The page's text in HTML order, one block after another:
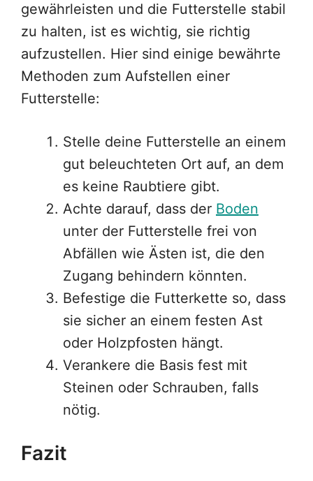
gewährleisten und die Futterstelle stabil
zu halten, ist es wichtig, sie richtig
aufzustellen. Hier sind einige bewährte
Methoden zum Aufstellen einer
Futterstelle:
Stelle deine Futterstelle an einem
gut beleuchteten Ort auf, an dem
es keine Raubtiere gibt.
Achte darauf, dass der Boden
unter der Futterstelle frei von
Abfällen wie Ästen ist, die den
Zugang behindern könnten.
Befestige die Futterkette so, dass
sie sicher an einem festen Ast
oder Holzpfosten hängt.
Verankere die Basis fest mit
Steinen oder Schrauben, falls
nötig.
Fazit